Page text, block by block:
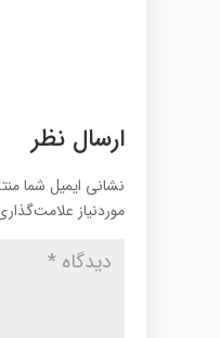
ارسال نظر
نشانی ایمیل شما
موردنیاز